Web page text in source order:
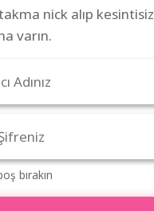
nick alıp kesintisiz
varın.
bırakın